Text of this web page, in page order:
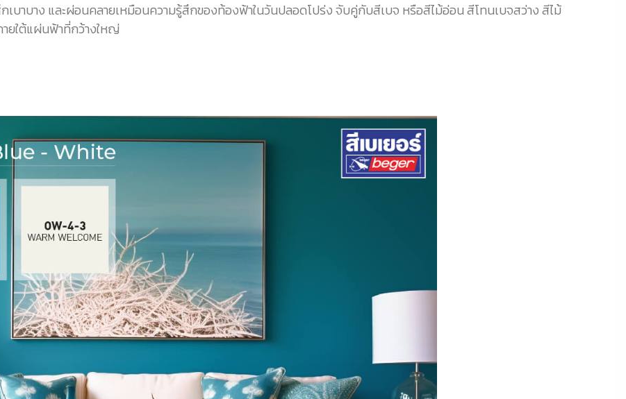
เบาบาง และผ่อนคลายเหมือนความรู้สึกของท้องฟ้าในวันปลอดโปร่ง จับคู่กับสีเบจ หรือสีไม้อ่อน สีโทนเบจสว่าง สีไม้
ยใต้แผ่นฟ้าที่กว้างใหญ่